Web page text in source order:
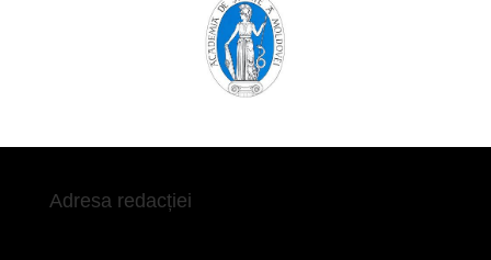
Adresa redacției